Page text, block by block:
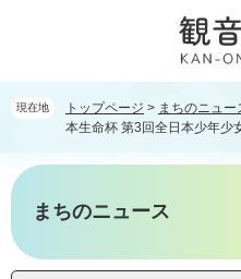
す。
て
文
現在地 トップページ > まちのニュー
本生命杯 第3回全日本少年少
まちのニュース